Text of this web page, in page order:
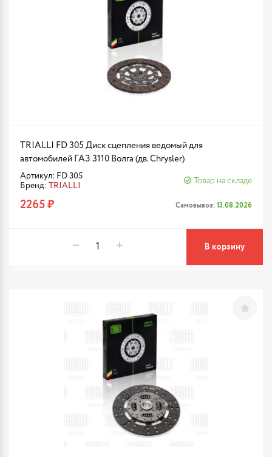
TRIALLI FD 305 Диск сцепления ведомый для
автомобилей ГАЗ 3110 Волга (дв. Chrysler)
Артикул: FD 305
Бренд: TRIALLI
Товар на складе
2265 ₽ Самовывоз: 13.08.2026
В корзину